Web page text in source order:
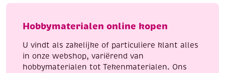
pastel
Hobbymaterialen online kopen
U vindt als zakelijke of particuliere klant alles
in onze webshop, variërend van
hobbymaterialen tot Tekenmaterialen. Ons